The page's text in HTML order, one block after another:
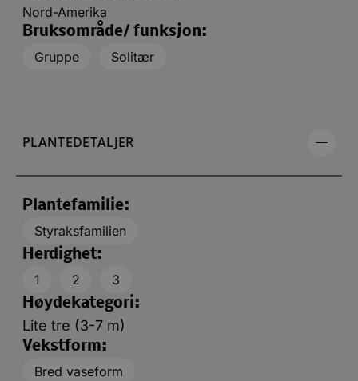
Nord-Amerika
Bruksområde/ funksjon:
Gruppe
Solitær
PLANTEDETALJER
Plantefamilie:
Styraksfamilien
Herdighet:
1
2
3
Høydekategori:
Lite tre (3-7 m)
Vekstform:
Bred vaseform